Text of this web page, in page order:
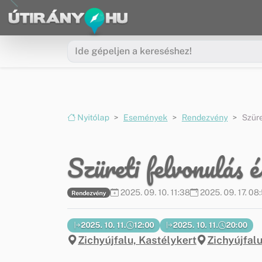
Ugrás a menüre
Ugrás a tartalomra
Nyitólap Események Rendezvény
Szüreti felvonulás
Rendezvény 2025. 09. 10. 11:38 2025. 09. 17.
2025. 10. 11. 12:00 2025. 10. 11. 20:00
Zichyújfalu, Kastélykert